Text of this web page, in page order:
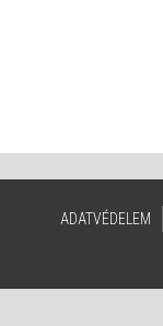
ADATVÉDELEM